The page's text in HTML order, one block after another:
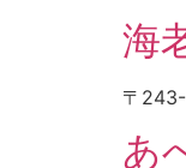
海
〒
あ